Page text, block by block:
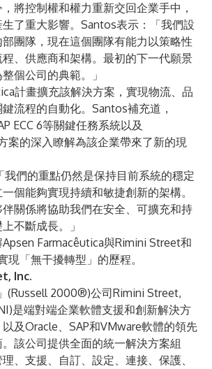
將控制權和權力重新交回企業手中，
了重大影響。Santos表示：「我們設
團隊，現在這個團隊有能力以策略性
、供應商和架構。最初的下一代願景
個公司的典範。」
計畫擴充該解決方案，實現物流、品
流程的自動化。Santos補充道，
ECC 6等關鍵任務系統以及
案的深入瞭解為該企業帶來了新的現
們的重點仍然是保持目前系統的穩定
個能夠實現持續和敏捷創新的架構。
關係將協助我們在安全、可擴充和持
不斷成長。」
Farmacêutica與Rimini Street和
現「無干擾轉型」的歷程。
Inc.
(Russell 2000®)公司Rimini Street,
是端對端企業軟體支援和創新解決方
及Oracle、SAP和VMware軟體的領先
該公司提供全面的統一解決方案組
、支援、自訂、設定、連接、保護、